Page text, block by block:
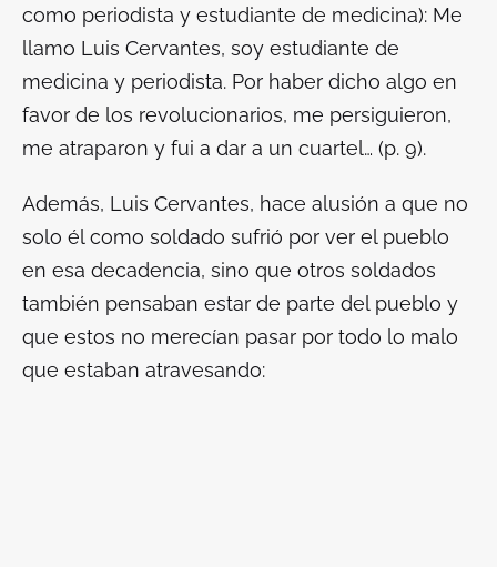
como periodista y estudiante de medicina): Me
llamo Luis Cervantes, soy estudiante de
medicina y periodista. Por haber dicho algo en
favor de los revolucionarios, me persiguieron,
me atraparon y fui a dar a un cuartel… (p. 9).
Además, Luis Cervantes, hace alusión a que no
solo él como soldado sufrió por ver el pueblo
en esa decadencia, sino que otros soldados
también pensaban estar de parte del pueblo y
que estos no merecían pasar por todo lo malo
que estaban atravesando: